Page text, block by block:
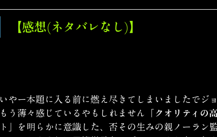
【感想(ネタバレなし)】
いやー本題に入る前に燃え尽きてしまいましたで
もう薄々感じているやもしれません
「クオリティの
ト」を明らかに意識した、否その生みの親ノーラン